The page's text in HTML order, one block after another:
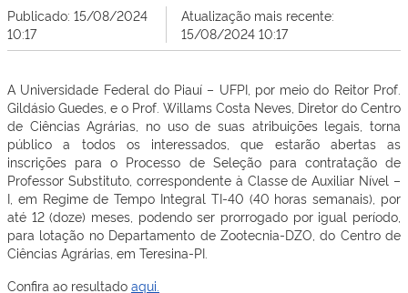
Publicado: 15/08/2024
10:17
Atualização mais recente:
15/08/2024 10:17
A Universidade Federal do Piauí – UFPI, por meio do Reitor Prof.
Gildásio Guedes, e o Prof. Willams Costa Neves, Diretor do Centro
de Ciências Agrárias, no uso de suas atribuições legais, torna
público a todos os interessados, que estarão abertas as
inscrições para o Processo de Seleção para contratação de
Professor Substituto, correspondente à Classe de Auxiliar Nível –
I, em Regime de Tempo Integral TI-40 (40 horas semanais), por
até 12 (doze) meses, podendo ser prorrogado por igual período,
para lotação no Departamento de Zootecnia-DZO, do Centro de
Ciências Agrárias, em Teresina-PI.
Confira ao resultado aqui.